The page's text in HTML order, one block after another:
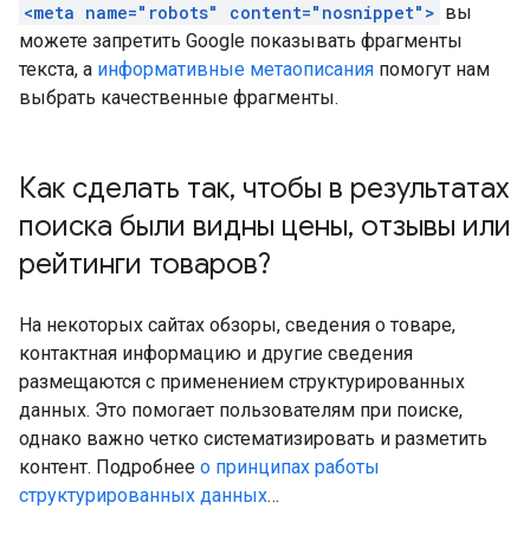
<meta name="robots" content="nosnippet"> вы
можете запретить Google показывать фрагменты
текста, а информативные метаописания помогут нам
выбрать качественные фрагменты.
Как сделать так, чтобы в результатах
поиска были видны цены, отзывы или
рейтинги товаров?
На некоторых сайтах обзоры, сведения о товаре,
контактная информацию и другие сведения
размещаются с применением структурированных
данных. Это помогает пользователям при поиске,
однако важно четко систематизировать и разметить
контент. Подробнее о принципах работы
структурированных данных…